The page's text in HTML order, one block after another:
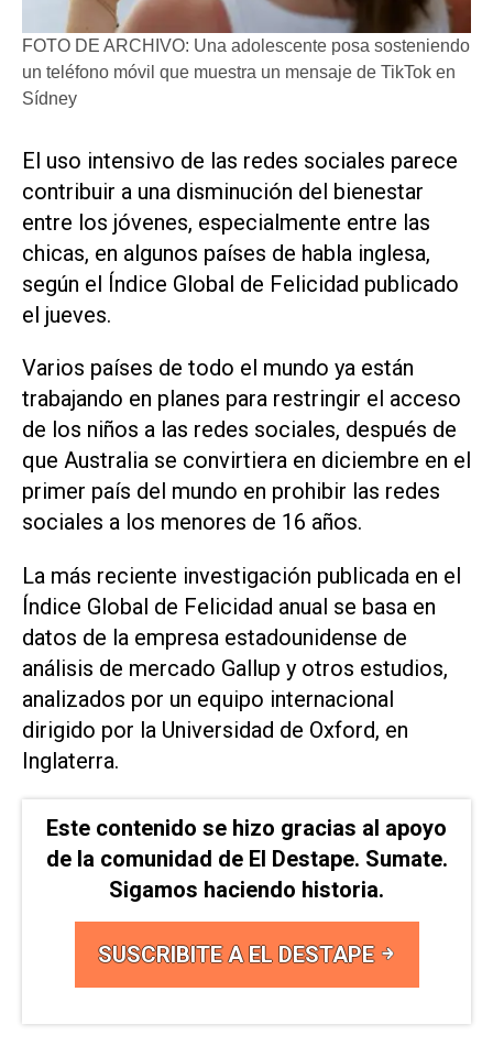
FOTO DE ARCHIVO: Una adolescente posa sosteniendo
un teléfono móvil que muestra un mensaje de TikTok en
Sídney
​El uso intensivo de las redes sociales parece
contribuir a una disminución del bienestar
entre los jóvenes, especialmente entre las
chicas, en algunos ‌países de habla inglesa,
según ‌el Índice Global de Felicidad publicado
el jueves.
Varios países de todo el mundo ya están
trabajando en planes para restringir el acceso
de los niños a las redes sociales, después de
que Australia se convirtiera en diciembre en el
primer país del mundo en prohibir las redes
sociales a los menores de 16 años.
La más reciente investigación publicada en el
Índice Global de Felicidad anual ​se basa en
datos ⁠de la empresa estadounidense de
análisis de mercado Gallup y otros estudios,
‌analizados por un equipo internacional
dirigido por la Universidad de Oxford, ⁠en
Inglaterra.
Este contenido se hizo gracias al apoyo
de la comunidad de El Destape. Sumate.
Sigamos haciendo historia.
SUSCRIBITE A EL DESTAPE